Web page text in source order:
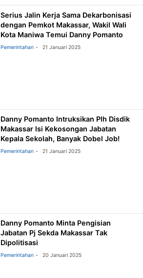
Serius Jalin Kerja Sama Dekarbonisasi
dengan Pemkot Makassar, Wakil Wali
Kota Maniwa Temui Danny Pomanto
Pemerintahan 21 Januari 2025
Danny Pomanto Intruksikan Plh Disdik
Makassar Isi Kekosongan Jabatan
Kepala Sekolah, Banyak Dobel Job!
Pemerintahan 21 Januari 2025
Danny Pomanto Minta Pengisian
Jabatan Pj Sekda Makassar Tak
Dipolitisasi
Pemerintahan 20 Januari 2025